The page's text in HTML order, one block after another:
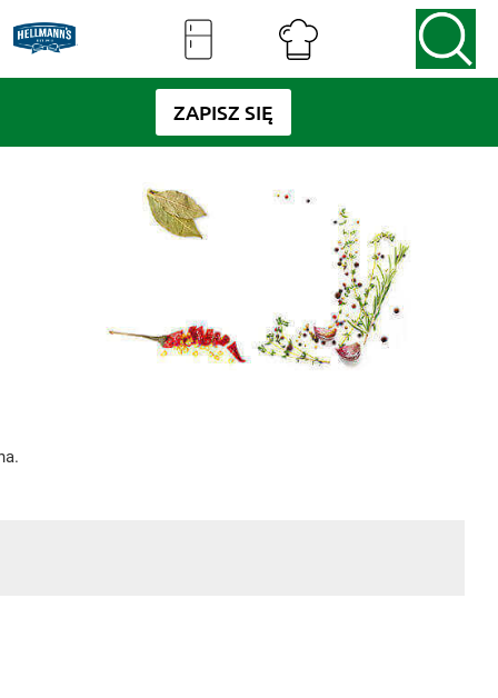
ZAPISZ SIĘ